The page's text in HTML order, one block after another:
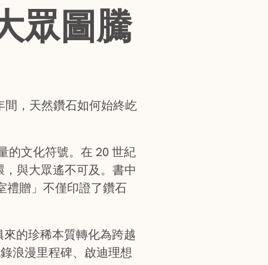
眾圖騰
間，天然鑽石如何始終屹
的文化符號。在 20 世紀
與大眾遙不可及。書中
禮贈」不僅印證了鑽石
的珍稀本質轉化為跨越
浪漫里程碑、啟迪理想